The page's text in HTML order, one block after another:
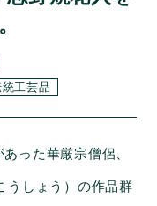
工芸品
った華厳宗僧侶、
うしょう）の作品群